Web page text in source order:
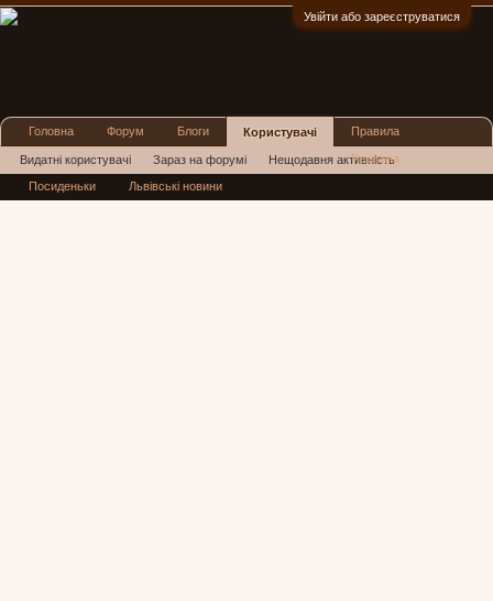
Увійти або зареєструватися
Головна Форум Блоги Користувачі
Видатні користувачі Зараз на форумі Нещодавня активність
Нові повідомлення профілю
Правила
Реклама
Посиденьки Львівські новини